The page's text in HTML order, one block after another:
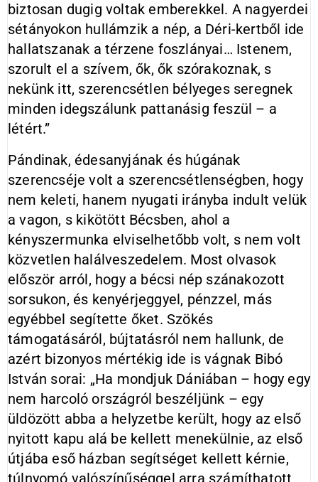
biztosan dugig voltak emberekkel. A nagyerdei
sétányokon hullámzik a nép, a Déri-kertből ide
hallatszanak a térzene foszlányai… Istenem,
szorult el a szívem, ők, ők szórakoznak, s
nekünk itt, szerencsétlen bélyeges seregnek
minden idegszálunk pattanásig feszül – a
létért.”
Pándinak, édesanyjának és húgának
szerencséje volt a szerencsétlenségben, hogy
nem keleti, hanem nyugati irányba indult velük
a vagon, s kikötött Bécsben, ahol a
kényszermunka elviselhetőbb volt, s nem volt
közvetlen halálveszedelem. Most olvasok
először arról, hogy a bécsi nép szánakozott
sorsukon, és kenyérjeggyel, pénzzel, más
egyébbel segítette őket. Szökés
támogatásáról, bújtatásról nem hallunk, de
azért bizonyos mértékig ide is vágnak Bibó
István sorai: „Ha mondjuk Dániában – hogy egy
nem harcoló országról beszéljünk – egy
üldözött abba a helyzetbe került, hogy az első
nyitott kapu alá be kellett menekülnie, az első
útjába eső házban segítséget kellett kérnie,
túlnyomó valószínűséggel arra számíthatott,